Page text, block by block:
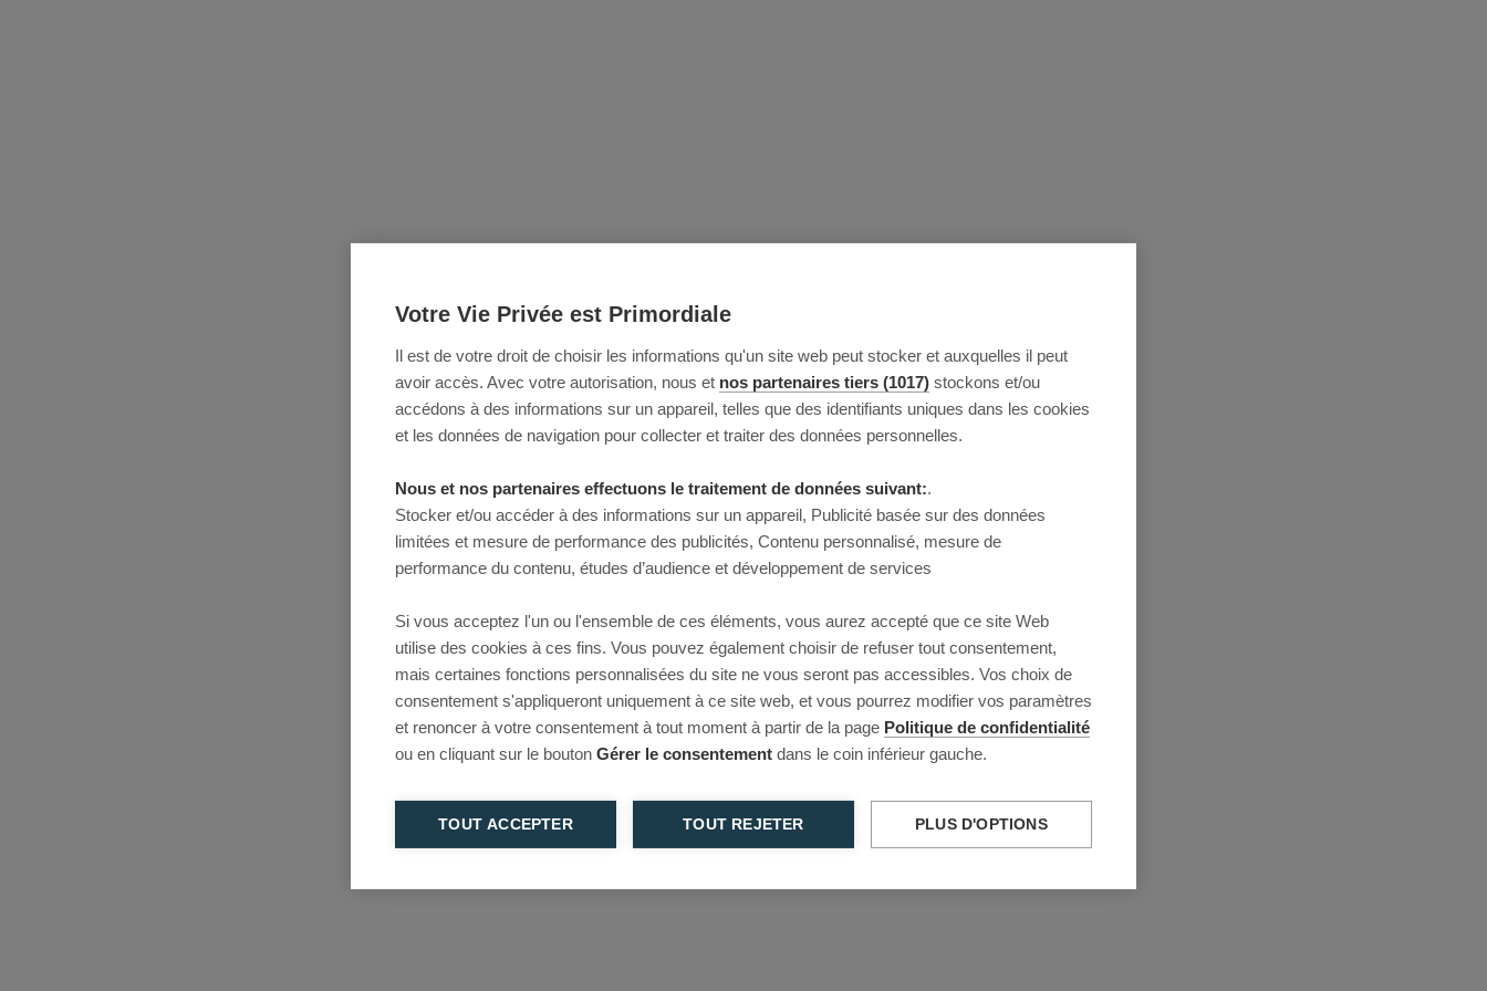
Votre Vie Privée est Primordiale
Il est de votre droit de choisir les informations qu'un site web peut stocker et auxquelles il peut
avoir accès. Avec votre autorisation, nous et nos partenaires tiers (1017) stockons et/ou
accédons à des informations sur un appareil, telles que des identifiants uniques dans les cookies
et les données de navigation pour collecter et traiter des données personnelles.
Nous et nos partenaires effectuons le traitement de données suivant:.
Stocker et/ou accéder à des informations sur un appareil, Publicité basée sur des données
limitées et mesure de performance des publicités, Contenu personnalisé, mesure de
performance du contenu, études d’audience et développement de services
Si vous acceptez l'un ou l'ensemble de ces éléments, vous aurez accepté que ce site Web
utilise des cookies à ces fins. Vous pouvez également choisir de refuser tout consentement,
mais certaines fonctions personnalisées du site ne vous seront pas accessibles. Vos choix de
consentement s'appliqueront uniquement à ce site web, et vous pourrez modifier vos paramètres
et renoncer à votre consentement à tout moment à partir de la page Politique de confidentialité
ou en cliquant sur le bouton Gérer le consentement dans le coin inférieur gauche.
TOUT ACCEPTER TOUT REJETER PLUS D'OPTIONS
This page couldn’t load
Reload to try again, or go back.
Reload Back